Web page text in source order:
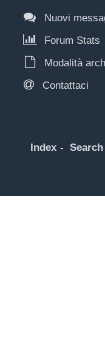
Nuovi
Forum Stats
Modalità
Contattaci
Index Search